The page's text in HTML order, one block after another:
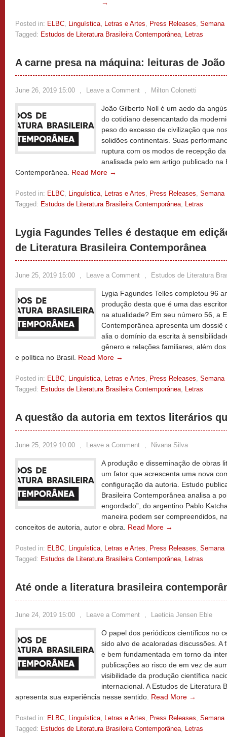
→
Posted in: ELBC, Linguística, Letras e Artes, Press Releases, Semana
Tagged: Estudos de Literatura Brasileira Contemporânea, Letras
A carne presa na máquina: leituras de
June 26, 2019 15:00 , Leave a Comment , Milton Colonetti
João Gilberto Noll é um aedo da
do cotidiano desencantado da
peso do excesso de civilização que
solidões continentais. Suas
ruptura com os modos de recepção
analisada pelo em artigo publicado na
Contemporânea. Read More →
Posted in: ELBC, Linguística, Letras e Artes, Press Releases, Semana
Tagged: Estudos de Literatura Brasileira Contemporânea, Letras
Lygia Fagundes Telles é destaque em
de Literatura Brasileira Contemporânea
June 25, 2019 15:00 , Leave a Comment , Estudos de Literatura
Lygia Fagundes Telles completou 96
produção desta que é uma das
na atualidade? Em seu número 56, a
Contemporânea apresenta um dossiê
alia o domínio da escrita à
gênero e relações familiares, além
e política no Brasil. Read More →
Posted in: ELBC, Linguística, Letras e Artes, Press Releases, Semana
Tagged: Estudos de Literatura Brasileira Contemporânea, Letras
A questão da autoria em textos literários
June 25, 2019 10:00 , Leave a Comment , Nivana Silva
A produção e disseminação de obras
um fator que acrescenta uma nova
configuração da autoria. Estudo
Brasileira Contemporânea analisa a
engordado”, do argentino Pablo
maneira podem ser compreendidos,
conceitos de autoria, autor e obra. Read More →
Posted in: ELBC, Linguística, Letras e Artes, Press Releases, Semana
Tagged: Estudos de Literatura Brasileira Contemporânea, Letras
Até onde a literatura brasileira
June 24, 2019 15:00 , Leave a Comment , Laeticia Jensen Eble
O papel dos periódicos científicos no
sido alvo de acaloradas discussões.
e bem fundamentada em torno da
publicações ao risco de em vez de
visibilidade da produção científica
internacional. A Estudos de Literatura
apresenta sua experiência nesse sentido. Read More →
Posted in: ELBC, Linguística, Letras e Artes, Press Releases, Semana
Tagged: Estudos de Literatura Brasileira Contemporânea, Letras